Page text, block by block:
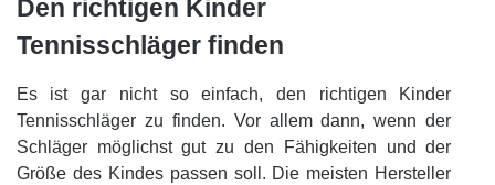
Den richtigen Kinder
Tennisschläger finden
Es ist gar nicht so einfach, den richtigen Kinder
Tennisschläger zu finden. Vor allem dann, wenn der
Schläger möglichst gut zu den Fähigkeiten und der
Größe des Kindes passen soll. Die meisten Hersteller